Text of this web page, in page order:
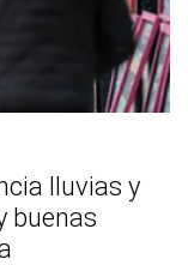
lluvias y
buenas